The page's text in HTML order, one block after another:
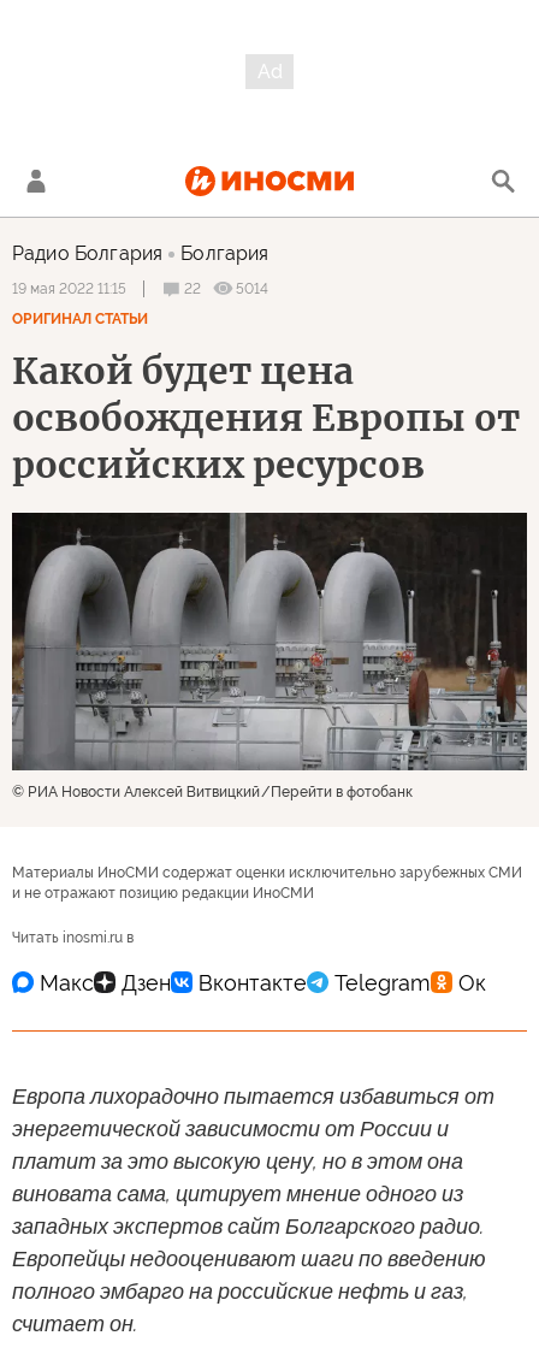
Радио Болгария Болгария
19 мая 2022 11:15 22
5014
ОРИГИНАЛ СТАТЬИ
Какой будет цена
освобождения Европы от
российских ресурсов
© РИА Новости Алексей Витвицкий Перейти в фотобанк
Материалы ИноСМИ содержат оценки исключительно зарубежных СМИ
и не отражают позицию редакции ИноСМИ
Читать inosmi.ru в
Европа лихорадочно пытается избавиться от
энергетической зависимости от России и
платит за это высокую цену, но в этом она
виновата сама, цитирует мнение одного из
западных экспертов сайт Болгарского радио.
Европейцы недооценивают шаги по введению
полного эмбарго на российские нефть и газ,
считает он.